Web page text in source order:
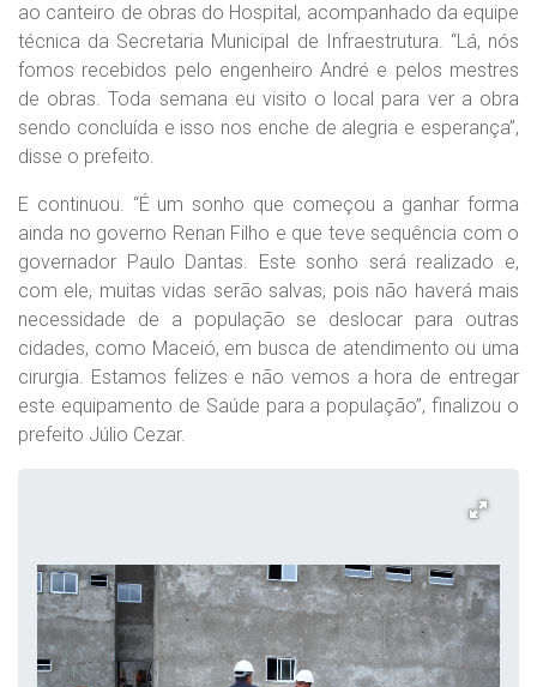
ao canteiro de obras do Hospital, acompanhado da equipe
técnica da Secretaria Municipal de Infraestrutura. “Lá, nós
fomos recebidos pelo engenheiro André e pelos mestres
de obras. Toda semana eu visito o local para ver a obra
sendo concluída e isso nos enche de alegria e esperança”,
disse o prefeito.
E continuou. “É um sonho que começou a ganhar forma
ainda no governo Renan Filho e que teve sequência com o
governador Paulo Dantas. Este sonho será realizado e,
com ele, muitas vidas serão salvas, pois não haverá mais
necessidade de a população se deslocar para outras
cidades, como Maceió, em busca de atendimento ou uma
cirurgia. Estamos felizes e não vemos a hora de entregar
este equipamento de Saúde para a população”, finalizou o
prefeito Júlio Cezar.